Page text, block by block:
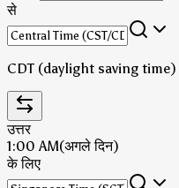
से
CDT (daylight saving time)
उत्तर
1:00 AM(अगले दिन)
के लिए